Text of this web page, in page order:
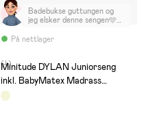
På nettlager
Badebukse guttungen og
jeg elsker denne sengen🩵
gulvet, så han ikke faller
langt om han ruller ut av
(4)
Minitude DYLAN Juniorseng
inkl. BabyMatex Madrass
Carpathia 70x140, Nature